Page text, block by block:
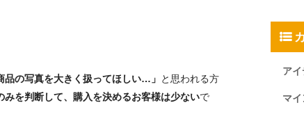
品の写真を大きく扱ってほしい…」 と思われる方
を判断して、購入を決めるお客様は少ないで
ア
マ